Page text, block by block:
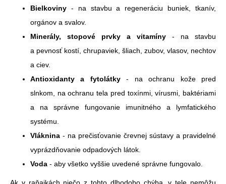
Bielkoviny - na stavbu a regeneráciu buniek, tkanív,
orgánov a svalov.
Minerály, stopové prvky a vitamíny - na stavbu
a pevnosť kostí, chrupaviek, šliach, zubov, vlasov, nechtov
a ciev.
Antioxidanty a fytolátky- na ochranu kože pred
slnkom, na ochranu tela pred toxínmi, vírusmi, baktériami
a na správne fungovanie imunitného a lymfatického
systému.
Vláknina - na prečisťovanie črevnej sústavy a pravidelné
vyprázdňovanie odpadových látok.
Voda - aby všetko vyššie uvedené správne fungovalo.